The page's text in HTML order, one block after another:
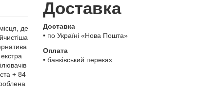
де
+ 84
Доставка
Доставка
• по Україні «Нова Пошта»
Оплата
• банківський переказ